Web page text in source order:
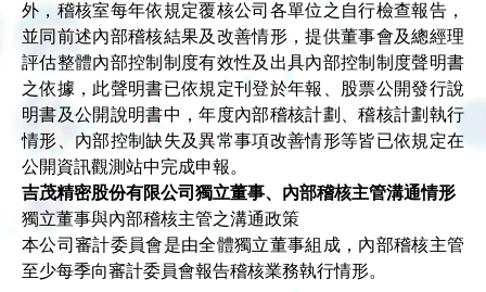
外，稽核室每年依規定覆核公司各單位之自行檢查報告，
並同前述內部稽核結果及改善情形，提供董事會及總經理
評估整體內部控制制度有效性及出具內部控制制度聲明書
之依據，此聲明書已依規定刊登於年報、股票公開發行說
明書及公開說明書中，年度內部稽核計劃、稽核計劃執行
情形、內部控制缺失及異常事項改善情形等皆已依規定在
公開資訊觀測站中完成申報。
吉茂精密股份有限公司獨立董事、內部稽核主管溝通情形
獨立董事與內部稽核主管之溝通政策
本公司審計委員會是由全體獨立董事組成，內部稽核主管
至少每季向審計委員會報告稽核業務執行情形。